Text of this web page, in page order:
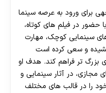
برای ورود به عرصه سینما
حضور در فیلم های کوتاه،
سینمایی کوچک، مهارت
و سعی کرده است
بزرگ تر فراهم کند. هدف او
مجازی، در آثار سینمایی و
را در قالب های مختلف